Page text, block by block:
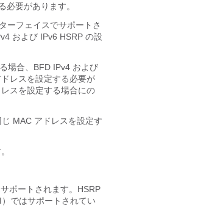
必要があります。
ーフェイスでサポートさ
および IPv6 HSRP の設
場合、BFD IPv4 および
レスを設定する必要が
スを設定する場合にの
MAC アドレスを設定す
ポートされます。HSRP
ではサポートされてい